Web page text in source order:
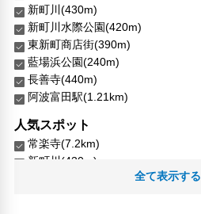
新町川(430m)
新町川水際公園(420m)
東新町商店街(390m)
藍場浜公園(240m)
長善寺(440m)
阿波富田駅(1.21km)
人気スポット
常楽寺(7.2km)
新町川(430m)
新町川水際公園(420m)全て表示する